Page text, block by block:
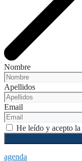
Nombre
Apellidos
Email
He leído y acepto la
agenda